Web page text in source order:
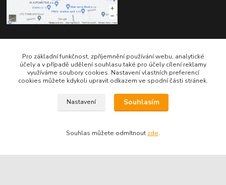
Kontakty
Pro základní funkčnost, zpříjemnění používání webu, analytické
účely a v případě udělení souhlasu také pro účely cílení reklamy
využíváme soubory cookies. Nastavení vlastních preferencí
cookies můžete kdykoli upravit odkazem ve spodní části stránek.
Nastavení Souhlasím
Souhlas můžete odmítnout zde.